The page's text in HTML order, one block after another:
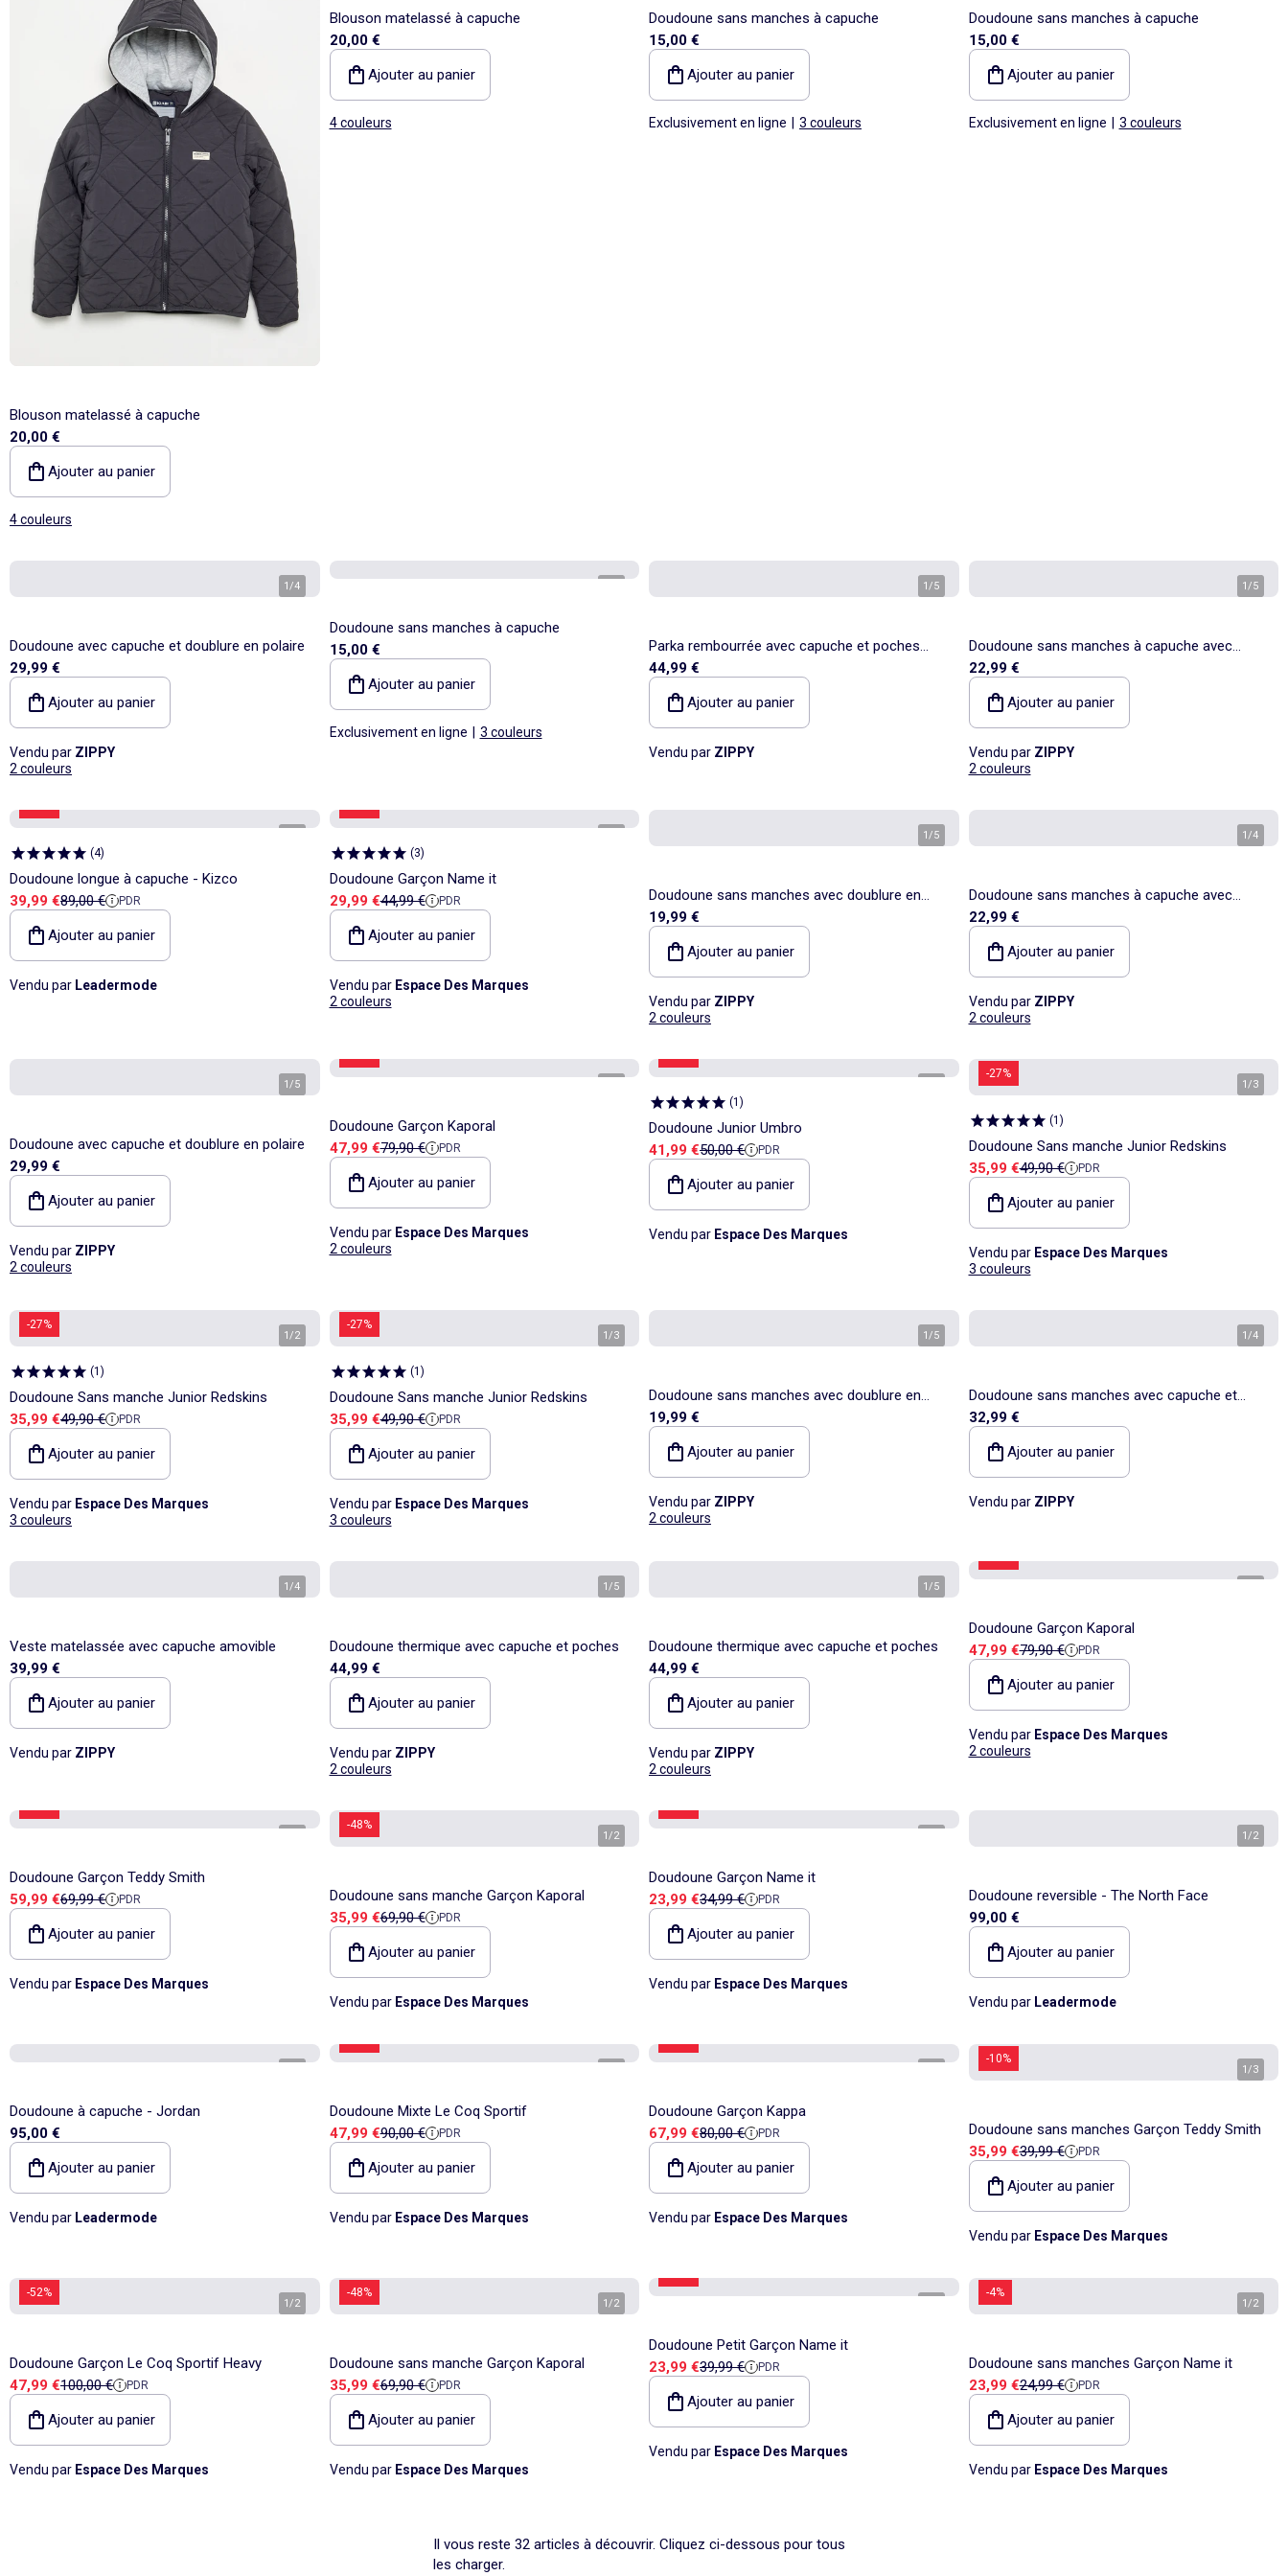
Blouson matelassé à capuche
20,00 €
Ajouter au panier
4 couleurs
Blouson matelassé à capuche
20,00 €
Ajouter au panier
4 couleurs
Doudoune sans manches à capuche
15,00 €
Ajouter au panier
Exclusivement en ligne 3 couleurs
Doudoune sans manches à capuche
15,00 €
Ajouter au panier
Exclusivement en ligne 3 couleurs
1/4
Doudoune avec capuche et doublure en polaire
29,99 €
Ajouter au panier
Vendu par ZIPPY
2 couleurs
Doudoune sans manches à capuche
15,00 €
Ajouter au panier
Exclusivement en ligne 3 couleurs
1/5
Parka rembourrée avec capuche et poches
avant
44,99 €
Ajouter au panier
Vendu par ZIPPY
1/5
Doudoune sans manches à capuche avec
fermeture éclair
22,99 €
Ajouter au panier
Vendu par ZIPPY
2 couleurs
(4)
Doudoune longue à capuche - Kizco
Prix de vente
39,99 €Prix de référence
89,00 € PDR
Ajouter au panier
Vendu par Leadermode
(3)
Doudoune Garçon Name it
Prix de vente
29,99 €Prix de référence
44,99 € PDR
Ajouter au panier
Vendu par Espace Des Marques
2 couleurs
1/5
Doudoune sans manches avec doublure en
polaire et poches
19,99 €
Ajouter au panier
Vendu par ZIPPY
2 couleurs
1/4
Doudoune sans manches à capuche avec
fermeture éclair
22,99 €
Ajouter au panier
Vendu par ZIPPY
2 couleurs
1/5
Doudoune avec capuche et doublure en polaire
29,99 €
Ajouter au panier
Vendu par ZIPPY
2 couleurs
Doudoune Garçon Kaporal
Prix de vente
47,99 €Prix de référence
79,90 € PDR
Ajouter au panier
Vendu par Espace Des Marques
2 couleurs
(1 )
Doudoune Junior Umbro
Prix de vente
41,99 €Prix de référence
50,00 € PDR
Ajouter au panier
Vendu par Espace Des Marques
-27%
1/3
(1 )
Doudoune Sans manche Junior Redskins
Prix de vente
35,99 €Prix de référence
49,90 € PDR
Ajouter au panier
Vendu par Espace Des Marques
3 couleurs
-27%
1/2
(1 )
Doudoune Sans manche Junior Redskins
Prix de vente
35,99 €Prix de référence
49,90 € PDR
Ajouter au panier
Vendu par Espace Des Marques
3 couleurs
-27%
1/3
(1 )
Doudoune Sans manche Junior Redskins
Prix de vente
35,99 €Prix de référence
49,90 € PDR
Ajouter au panier
Vendu par Espace Des Marques
3 couleurs
1/5
Doudoune sans manches avec doublure en
polaire et poches
19,99 €
Ajouter au panier
Vendu par ZIPPY
2 couleurs
1/4
Doudoune sans manches avec capuche et
poches
32,99 €
Ajouter au panier
Vendu par ZIPPY
1/4
Veste matelassée avec capuche amovible
39,99 €
Ajouter au panier
Vendu par ZIPPY
1/5
Doudoune thermique avec capuche et poches
44,99 €
Ajouter au panier
Vendu par ZIPPY
2 couleurs
1/5
Doudoune thermique avec capuche et poches
44,99 €
Ajouter au panier
Vendu par ZIPPY
2 couleurs
Doudoune Garçon Kaporal
Prix de vente
47,99 €Prix de référence
79,90 € PDR
Ajouter au panier
Vendu par Espace Des Marques
2 couleurs
Doudoune Garçon Teddy Smith
Prix de vente
59,99 €Prix de référence
69,99 € PDR
Ajouter au panier
Vendu par Espace Des Marques
-48%
1/2
Doudoune sans manche Garçon Kaporal
Prix de vente
35,99 €Prix de référence
69,90 € PDR
Ajouter au panier
Vendu par Espace Des Marques
Doudoune Garçon Name it
Prix de vente
23,99 €Prix de référence
34,99 € PDR
Ajouter au panier
Vendu par Espace Des Marques
1/2
Doudoune reversible - The North Face
99,00 €
Ajouter au panier
Vendu par Leadermode
Doudoune à capuche - Jordan
95,00 €
Ajouter au panier
Vendu par Leadermode
Doudoune Mixte Le Coq Sportif
Prix de vente
47,99 €Prix de référence
90,00 € PDR
Ajouter au panier
Vendu par Espace Des Marques
Doudoune Garçon Kappa
Prix de vente
67,99 €Prix de référence
80,00 € PDR
Ajouter au panier
Vendu par Espace Des Marques
-10%
1/3
Doudoune sans manches Garçon Teddy Smith
Prix de vente
35,99 €Prix de référence
39,99 € PDR
Ajouter au panier
Vendu par Espace Des Marques
-52%
1/2
Doudoune Garçon Le Coq Sportif Heavy
Prix de vente
47,99 €Prix de référence
100,00 € PDR
Ajouter au panier
Vendu par Espace Des Marques
-48%
1/2
Doudoune sans manche Garçon Kaporal
Prix de vente
35,99 €Prix de référence
69,90 € PDR
Ajouter au panier
Vendu par Espace Des Marques
Doudoune Petit Garçon Name it
Prix de vente
23,99 €Prix de référence
39,99 € PDR
Ajouter au panier
Vendu par Espace Des Marques
-4%
1/2
Doudoune sans manches Garçon Name it
Prix de vente
23,99 €Prix de référence
24,99 € PDR
Ajouter au panier
Vendu par Espace Des Marques
Il vous reste 32 articles à découvrir. Cliquez ci-dessous pour tous
les charger.